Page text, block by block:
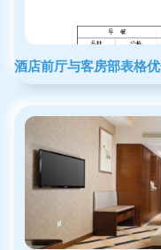
酒店前厅与客房部表格